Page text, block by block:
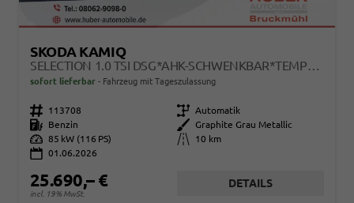
SKODA KAMIQ
SELECTION 1.0 TSI DSG*AHK-SCHWENKBAR*TEMPOMAT*PDC-HINTEN*KEYLESS-GO*SHZ*
sofort lieferbar Fahrzeug mit Tageszulassung
Fahrzeugnr. 113708 Getriebe Automatik
Kraftstoff
Benzin Außenfarbe
Graphite Grau Metallic
Leistung 85 kW (116 PS) Kilometerstand
10 km
01.06.2026
25.690,– €
incl. 19% MwSt.
DETAILS